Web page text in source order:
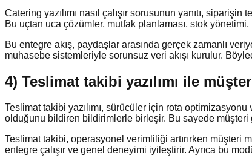
Catering yazılımı nasıl çalışır sorusunun yanıtı,
Bu uçtan uca çözümler, mutfak planlaması, stok
Bu entegre akış, paydaşlar arasında gerçek zamanlı
muhasebe sistemleriyle sorunsuz veri akışı kurulur.
4) Teslimat takibi yazılımı ile
Teslimat takibi yazılımı, sürücüler için rota
olduğunu bildiren bildirimlerle birleşir. Bu sayede
Teslimat takibi, operasyonel verimliliği artırırken
entegre çalışır ve genel deneyimi iyileştirir. Ayrıca bu